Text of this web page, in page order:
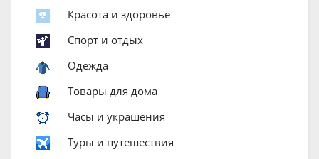
Красота и здоровье
Спорт и отдых
Одежда
Товары для дома
Часы и украшения
Туры и путешествия